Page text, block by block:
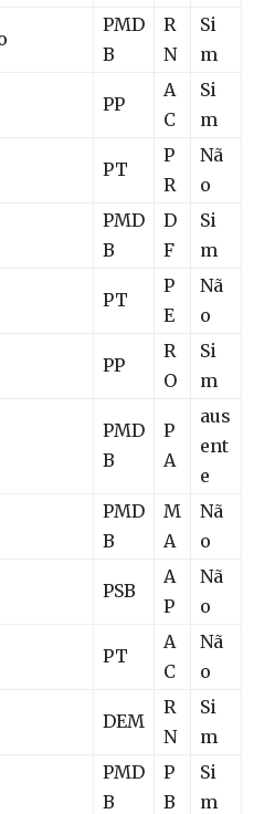
PMD
B
R
N
Si
m
PP
A
C
Si
m
PT
P
R
Nã
o
PMD
B
D
F
Si
m
PT
P
E
Nã
o
PP
R
O
Si
m
PMD
B
P
A
aus
ent
e
PMD
B
M
A
Nã
o
PSB
A
P
Nã
o
PT
A
C
Nã
o
DEM
R
N
Si
m
PMD
B
P
B
Si
m